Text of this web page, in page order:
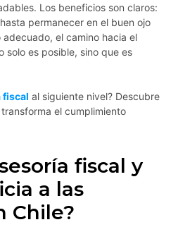
Los beneficios son claros:
permanecer en el buen ojo
el camino hacia el
solo es posible, sino que es
fiscal al siguiente nivel? Descubre
el cumplimiento
fiscal y
a las
Chile?